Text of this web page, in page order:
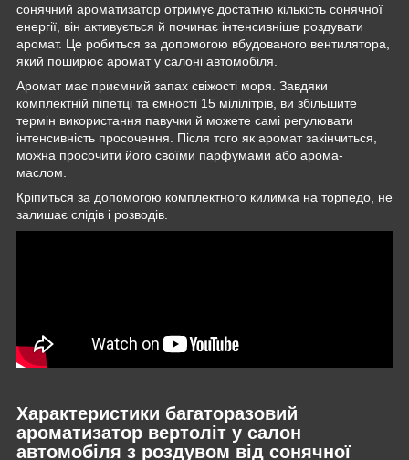
сонячний ароматизатор отримує достатню кількість сонячної
енергії, він активується й починає інтенсивніше роздувати
аромат. Це робиться за допомогою вбудованого вентилятора,
який поширює аромат у салоні автомобіля.
Аромат має приємний запах свіжості моря. Завдяки
комплектній піпетці та ємності 15 мілілітрів, ви збільшите
термін використання павучки й можете самі регулювати
інтенсивність просочення. Після того як аромат закінчиться,
можна просочити його своїми парфумами або арома-
маслом.
Кріпиться за допомогою комплектного килимка на торпедо, не
залишає слідів і розводів.
Характеристики багаторазовий
ароматизатор вертоліт у салон
автомобіля з роздувом від сонячної